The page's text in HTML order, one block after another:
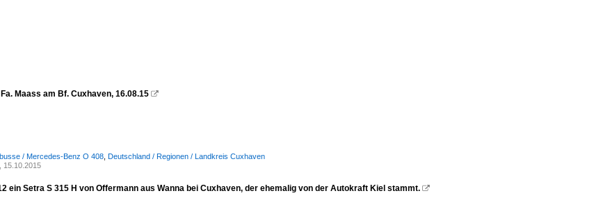
Maass am Bf. Cuxhaven, 16.08.15 
/ Mercedes-Benz O 408 Deutschland / Regionen / Landkreis Cuxhaven
15.10.2015
ein Setra S 315 H von Offermann aus Wanna bei Cuxhaven, der ehemalig von der Autokraft Kiel stammt. 